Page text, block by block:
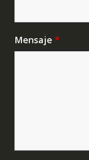
Mensaje *